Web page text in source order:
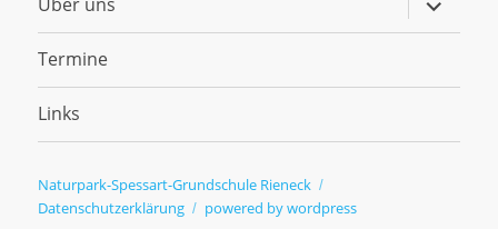
anzeigen
Termine
Links
Naturpark-Spessart-Grundschule Rieneck
Datenschutzerklärung